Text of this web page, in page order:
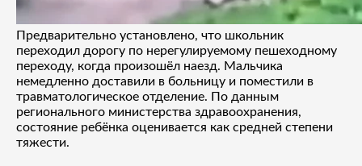
Предварительно установлено, что школьник
переходил дорогу по нерегулируемому пешеходному
переходу, когда произошёл наезд. Мальчика
немедленно доставили в больницу и поместили в
травматологическое отделение. По данным
регионального министерства здравоохранения,
состояние ребёнка оценивается как средней степени
тяжести.